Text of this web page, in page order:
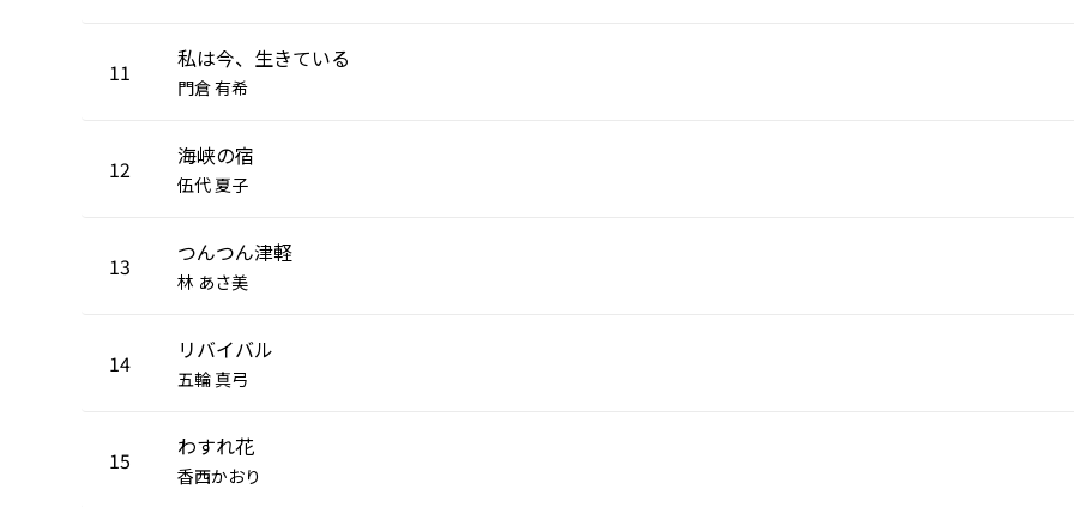
11 私は今、生きている
門倉 有希
12 海峡の宿
伍代 夏子
13 つんつん津軽
林 あさ美
14 リバイバル
五輪 真弓
15 わすれ花
香西かおり